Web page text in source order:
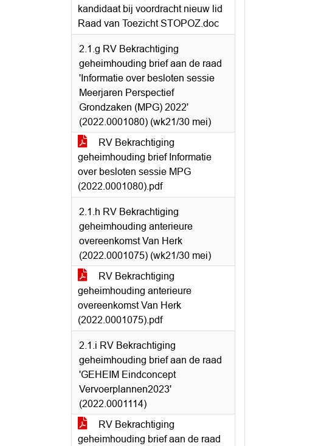
kandidaat bij voordracht nieuw lid
Raad van Toezicht STOPOZ.doc
2.1.g RV Bekrachtiging
geheimhouding brief aan de raad
'Informatie over besloten sessie
Meerjaren Perspectief
Grondzaken (MPG) 2022'
(2022.0001080) (wk21/30 mei)
RV Bekrachtiging
geheimhouding brief Informatie
over besloten sessie MPG
(2022.0001080).pdf
2.1.h RV Bekrachtiging
geheimhouding anterieure
overeenkomst Van Herk
(2022.0001075) (wk21/30 mei)
RV Bekrachtiging
geheimhouding anterieure
overeenkomst Van Herk
(2022.0001075).pdf
2.1.i RV Bekrachtiging
geheimhouding brief aan de raad
'GEHEIM Eindconcept
Vervoerplannen2023'
(2022.0001114)
RV Bekrachtiging
geheimhouding brief aan de raad